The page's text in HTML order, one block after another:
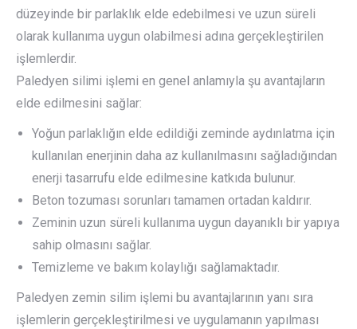
düzeyinde bir parlaklık elde edebilmesi ve uzun süreli
olarak kullanıma uygun olabilmesi adına gerçekleştirilen
işlemlerdir.
Paledyen silimi işlemi en genel anlamıyla şu avantajların
elde edilmesini sağlar:
Yoğun parlaklığın elde edildiği zeminde aydınlatma için
kullanılan enerjinin daha az kullanılmasını sağladığından
enerji tasarrufu elde edilmesine katkıda bulunur.
Beton tozuması sorunları tamamen ortadan kaldırır.
Zeminin uzun süreli kullanıma uygun dayanıklı bir yapıya
sahip olmasını sağlar.
Temizleme ve bakım kolaylığı sağlamaktadır.
Paledyen zemin silim işlemi bu avantajlarının yanı sıra
işlemlerin gerçekleştirilmesi ve uygulamanın yapılması